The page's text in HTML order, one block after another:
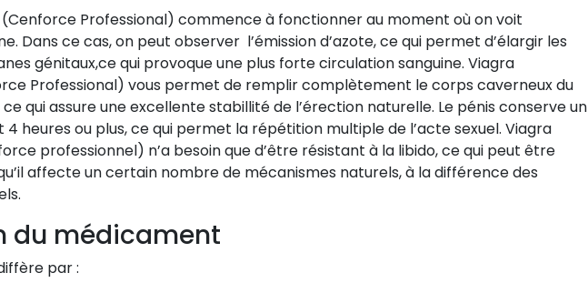
Professional) commence à fonctionner au moment où on voit
Dans ce cas, on peut observer l’émission d’azote, ce qui permet d’élargir les
génitaux,ce qui provoque une plus forte circulation sanguine. Viagra
Professional) vous permet de remplir complètement le corps caverneux du
qui assure une excellente stabillité de l’érection naturelle. Le pénis conserve un
heures ou plus, ce qui permet la répétition multiple de l’acte sexuel. Viagra
professionnel) n’a besoin que d’être résistant à la libido, ce qui peut être
affecte un certain nombre de mécanismes naturels, à la différence des
du médicament
par :